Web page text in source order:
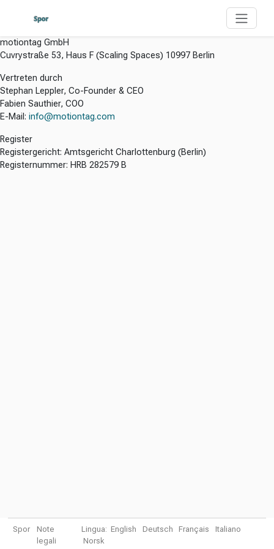
motiontag GmbH
Cuvrystraße 53, Haus F (Scaling Spaces) 10997 Berlin
Vertreten durch
Stephan Leppler, Co-Founder & CEO
Fabien Sauthier, COO
E-Mail: info@motiontag.com
Register
Registergericht: Amtsgericht Charlottenburg (Berlin)
Registernummer: HRB 282579 B
Spor
Note
legali
Lingua: English Deutsch Français
Italiano
Norsk